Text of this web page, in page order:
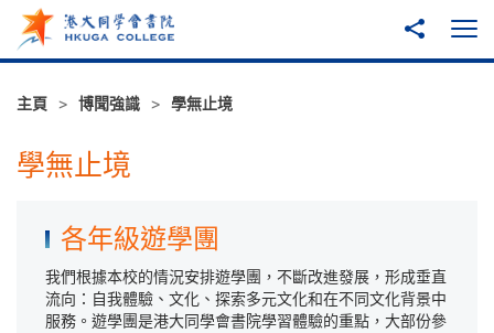
跳至主內容
分享到
打
主頁 博聞強識 學無止境
學無止境
各年級遊學團
我們根據本校的情況安排遊學團，不斷改進發展，形成垂直
流向：自我體驗、文化、探索多元文化和在不同文化背景中
服務。遊學團是港大同學會書院學習體驗的重點，大部份參